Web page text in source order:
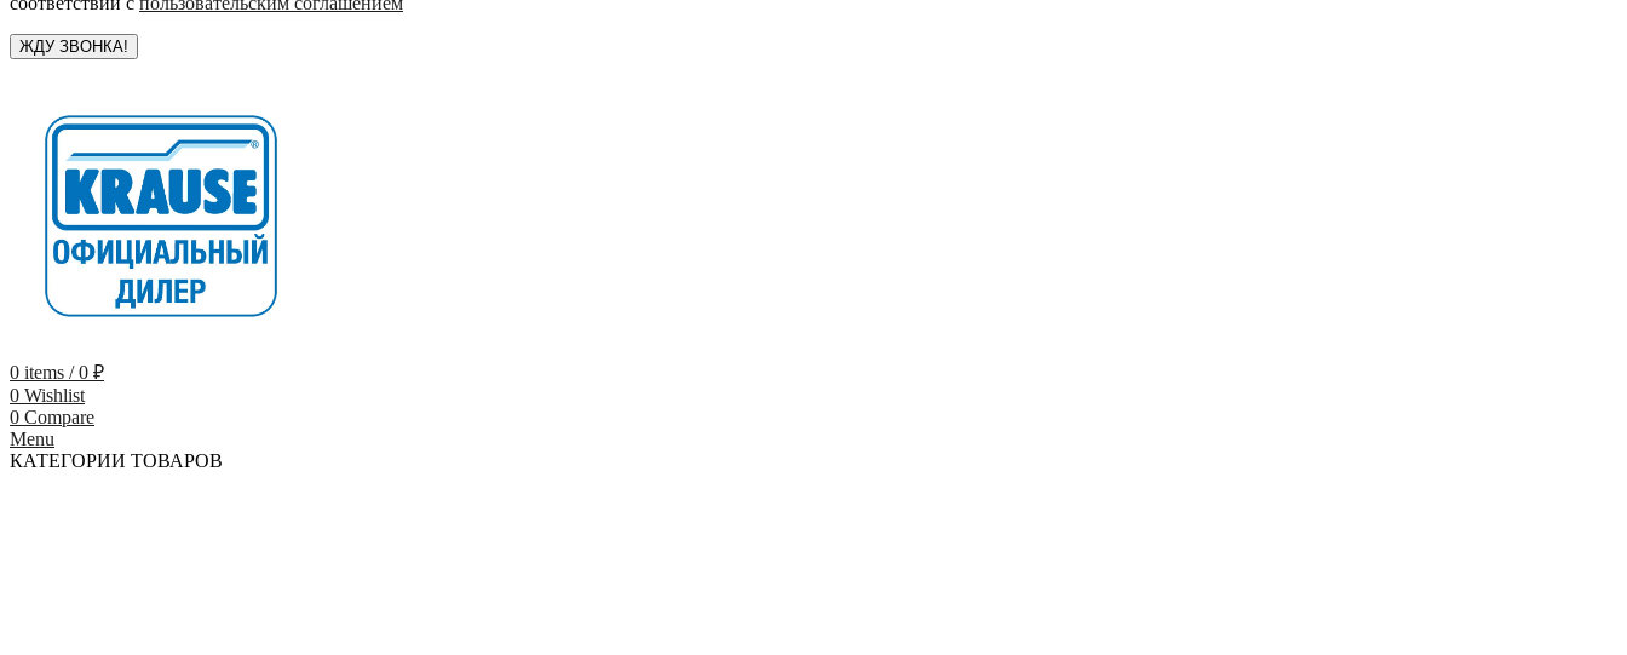
0 items / 0 ₽
0 Wishlist
0 Compare
Menu
КАТЕГОРИИ ТОВАРОВ